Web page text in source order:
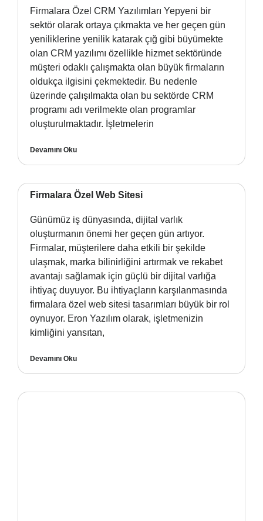
Firmalara Özel CRM Yazılımları Yepyeni bir
sektör olarak ortaya çıkmakta ve her geçen gün
yeniliklerine yenilik katarak çığ gibi büyümekte
olan CRM yazılımı özellikle hizmet sektöründe
müşteri odaklı çalışmakta olan büyük firmaların
oldukça ilgisini çekmektedir. Bu nedenle
üzerinde çalışılmakta olan bu sektörde CRM
programı adı verilmekte olan programlar
oluşturulmaktadır. İşletmelerin
Devamını Oku
Firmalara Özel Web Sitesi
Günümüz iş dünyasında, dijital varlık
oluşturmanın önemi her geçen gün artıyor.
Firmalar, müşterilere daha etkili bir şekilde
ulaşmak, marka bilinirliğini artırmak ve rekabet
avantajı sağlamak için güçlü bir dijital varlığa
ihtiyaç duyuyor. Bu ihtiyaçların karşılanmasında
firmalara özel web sitesi tasarımları büyük bir rol
oynuyor. Eron Yazılım olarak, işletmenizin
kimliğini yansıtan,
Devamını Oku